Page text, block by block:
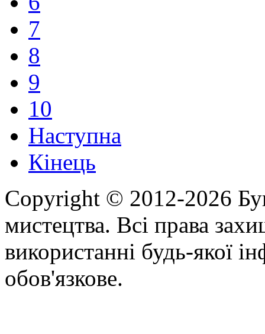
7
8
9
10
Наступна
Кінець
Copyright © 2012-2026
мистецтва. Всі права
використанні будь-якої
обов'язкове.